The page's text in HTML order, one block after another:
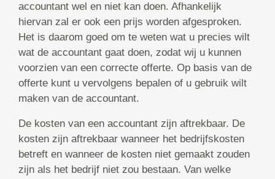
accountant wel en niet kan doen. Afhankelijk
hiervan zal er ook een prijs worden afgesproken.
Het is daarom goed om te weten wat u precies wilt
wat de accountant gaat doen, zodat wij u kunnen
voorzien van een correcte offerte. Op basis van de
offerte kunt u vervolgens bepalen of u gebruik wilt
maken van de accountant.
De kosten van een accountant zijn aftrekbaar. De
kosten zijn aftrekbaar wanneer het bedrijfskosten
betreft en wanneer de kosten niet gemaakt zouden
zijn als het bedrijf niet zou bestaan. Van welke